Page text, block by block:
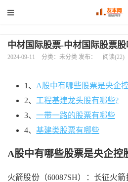
中材国际股票-中材国际股票股
2024-09-11 分类：未分类 发布： 阅读(22)
1、 A股中有哪些股票是央企
2、 工程基建龙头股有哪些?
3、 一带一路的股票有哪些
4、 基建类股票有哪些
A股中有哪些股票是央企控
火箭股份（60087SH）：长征火